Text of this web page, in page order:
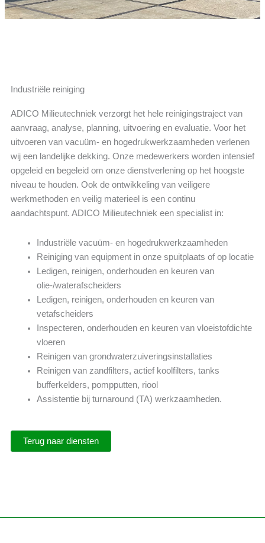
Industriële reiniging
ADICO Milieutechniek verzorgt het hele reinigingstraject van
aanvraag, analyse, planning, uitvoering en evaluatie. Voor het
uitvoeren van vacuüm- en hogedrukwerkzaamheden verlenen
wij een landelijke dekking. Onze medewerkers worden intensief
opgeleid en begeleid om onze dienstverlening op het hoogste
niveau te houden. Ook de ontwikkeling van veiligere
werkmethoden en veilig materieel is een continu
aandachtspunt. ADICO Milieutechniek een specialist in:
Industriële vacuüm- en hogedrukwerkzaamheden
Reiniging van equipment in onze spuitplaats of op locatie
Ledigen, reinigen, onderhouden en keuren van
olie-/waterafscheiders
Ledigen, reinigen, onderhouden en keuren van
vetafscheiders
Inspecteren, onderhouden en keuren van vloeistofdichte
vloeren
Reinigen van grondwaterzuiveringsinstallaties
Reinigen van zandfilters, actief koolfilters, tanks
bufferkelders, pompputten, riool
Assistentie bij turnaround (TA) werkzaamheden.
Terug naar diensten